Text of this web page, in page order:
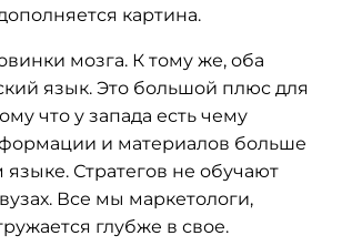
картина.
мозга. К тому же, оба
язык. Это большой плюс для
что у запада есть чему
и материалов больше
языке. Стратегов не обучают
Все мы маркетологи,
глубже в свое.